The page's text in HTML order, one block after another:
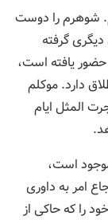
شوهرم را دوست
گرفته
یافته است،
دارد. موکلم
المثل ایام
است،
امر به داوری
را که حاکی از